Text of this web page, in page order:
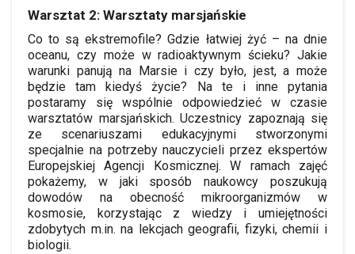
Warsztat 2: Warsztaty marsjańskie
Co to są ekstremofile? Gdzie łatwiej żyć – na dnie
oceanu, czy może w radioaktywnym ścieku? Jakie
warunki panują na Marsie i czy było, jest, a może
będzie tam kiedyś życie? Na te i inne pytania
postaramy się wspólnie odpowiedzieć w czasie
warsztatów marsjańskich. Uczestnicy zapoznają się
ze scenariuszami edukacyjnymi stworzonymi
specjalnie na potrzeby nauczycieli przez ekspertów
Europejskiej Agencji Kosmicznej. W ramach zajęć
pokażemy, w jaki sposób naukowcy poszukują
dowodów na obecność mikroorganizmów w
kosmosie, korzystając z wiedzy i umiejętności
zdobytych m.in. na lekcjach geografii, fizyki, chemii i
biologii.